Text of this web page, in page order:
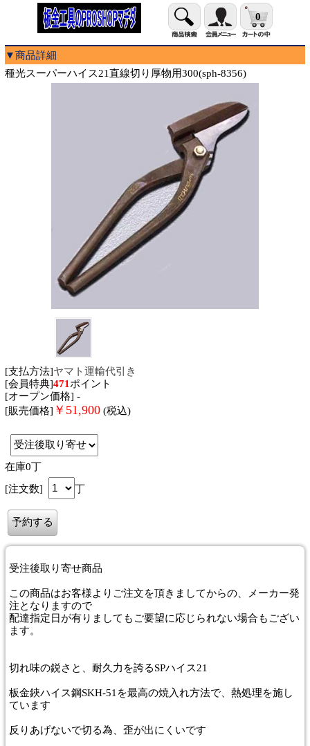
0
▼商品詳細
種光スーパーハイス21直線切り厚物用300(sph-8356)
[支払方法]ヤマト運輸代引き
[会員特典]471 ポイント
[オープン価格] -
[販売価格] ￥ 51,900 (税込)
在庫0丁
[注文数]
丁
受注後取り寄せ商品
この商品はお客様よりご注文を頂きましてからの、メーカー発
注となりますので
配達指定日が有りましてもご要望に応じられない場合もござい
ます。
切れ味の鋭さと、耐久力を誇るSPハイス21
板金鋏ハイス鋼SKH-51を最高の焼入れ方法で、熱処理を施し
ています
反りあげないで切る為、歪が出にくいです